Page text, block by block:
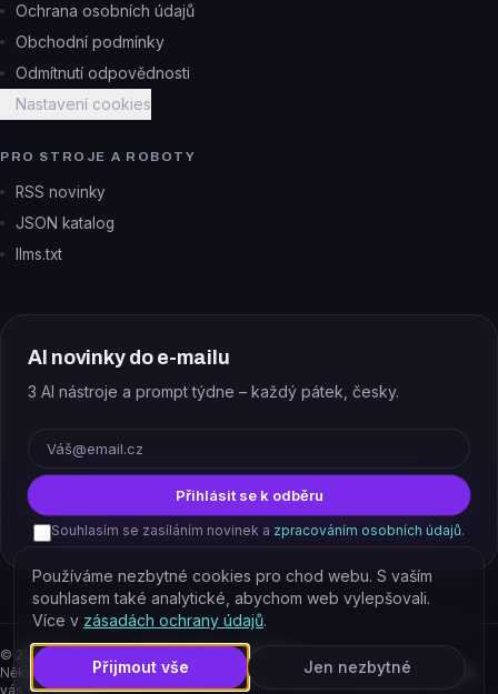
Ochrana osobních údajů
Obchodní podmínky
Odmítnutí odpovědnosti
Nastavení cookies
PRO STROJE A ROBOTY
RSS novinky
JSON katalog
llms.txt
AI novinky do e-mailu
3 AI nástroje a prompt týdne – každý pátek, česky.
Přihlásit se k odběru
Souhlasím se zasíláním novinek a zpracováním osobních údajů.
© 2026
EJAJ s.r.o. – všechna práva vyhrazena.
Některé odkazy jsou affiliate. Podporujete tím provoz katalogu, cena pro
vás se nemění.
Používáme nezbytné cookies pro chod webu. S vaším
souhlasem také analytické, abychom web vylepšovali.
Více v zásadách ochrany údajů.
Přijmout vše Jen nezbytné